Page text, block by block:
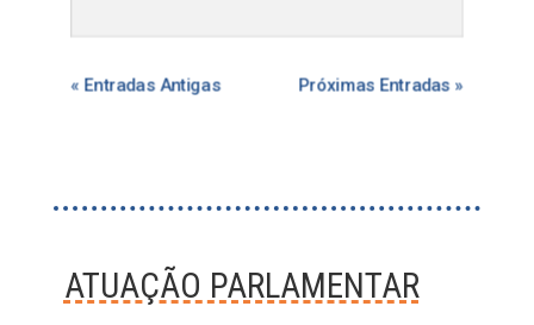
« Entradas Antigas Próximas Entradas »
ATUAÇÃO PARLAMENTAR